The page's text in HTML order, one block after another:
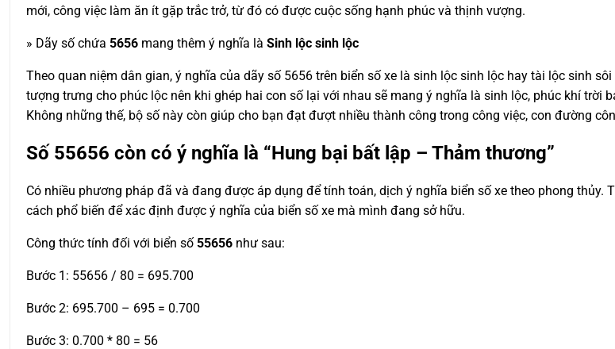
mới, công việc làm ăn ít gặp trắc trở, từ đó có được cuộc sống hạnh phúc và thịnh vượng.
» Dãy số chứa 5656 mang thêm ý nghĩa là Sinh lộc sinh lộc
Theo quan niệm dân gian, ý nghĩa của dãy số 5656 trên biển số xe là sinh lộc sinh lộc hay tài lộc sinh
tượng trưng cho phúc lộc nên khi ghép hai con số lại với nhau sẽ mang ý nghĩa là sinh lộc, phúc khí trời
Không những thế, bộ số này còn giúp cho bạn đạt đượt nhiều thành công trong công việc, con đường
Số 55656 còn có ý nghĩa là “Hung bại bất lập – Thảm thương”
Có nhiều phương pháp đã và đang được áp dụng để tính toán, dịch ý nghĩa biển số xe theo phong
cách phổ biến để xác định được ý nghĩa của biển số xe mà mình đang sở hữu.
Công thức tính đối với biển số55656 như sau:
Bước 1: 55656 / 80 = 695.700
Bước 2: 695.700 – 695 = 0.700
Bước 3: 0.700 * 80 = 56